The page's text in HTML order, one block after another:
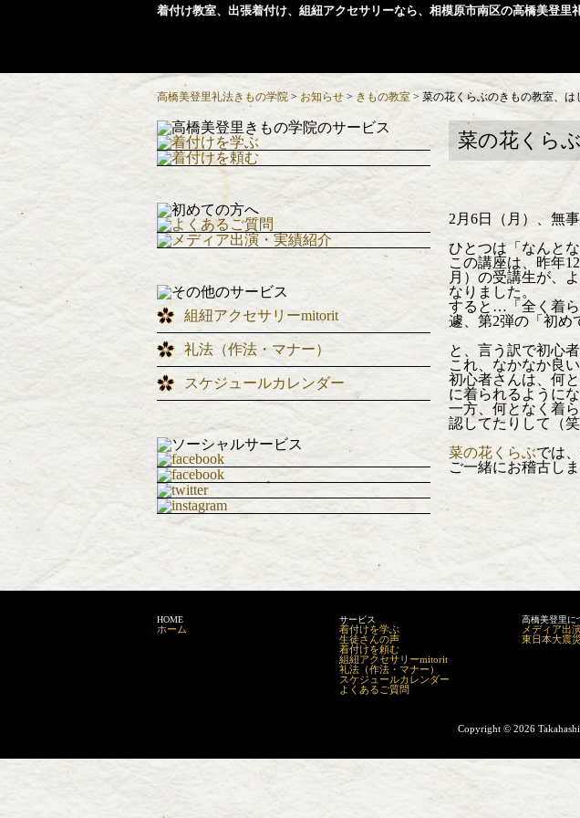
着付け教室、出張着付け、組紐アクセサリーなら、相模原市南区の高橋美登里
高橋美登里礼法きもの学院 > お知らせ > きもの教室 > 菜の花くらぶのきもの教室、は
菜の花くら
2月6日（月）、無
ひとつは「なんと
この講座は、昨年
月）の受講生が、
なりました。
すると…「全く着
遽、第2弾の「初め
と、言う訳で初心
これ、なかなか良い
初心者さんは、何
に着られるように
一方、何となく着
認してたりして（笑
菜の花くらぶでは
ご一緒にお稽古し
組紐アクセサリーmitorit
礼法（作法・マナー）
スケジュールカレンダー
HOME
ホーム
サービス
着付けを学ぶ
生徒さんの声
着付けを頼む
組紐アクセサリーmitorit
礼法（作法・マナー）
スケジュールカレンダー
よくあるご質問
高橋美登里に
メディア出
東日本大震
Copyright © 2026